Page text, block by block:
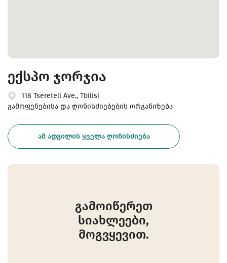
ექსპო ჯორჯია
118 Tsereteli Ave., Tbilisi
გამოფენებისა და ღონისძიებების ორგანიზება
ᲐᲛ ᲐᲓᲒᲘᲚᲘᲡ ᲧᲕᲔᲚᲐ ᲦᲝᲜᲘᲡᲫᲘᲔᲑᲐ
გამოიწერეთ
სიახლეები,
მოგვყევით.